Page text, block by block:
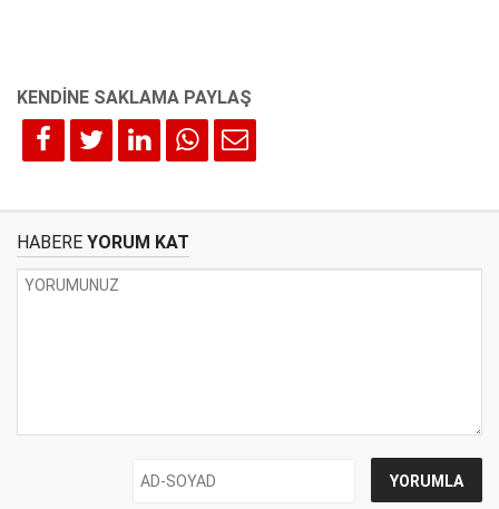
HABERE YORUM KAT